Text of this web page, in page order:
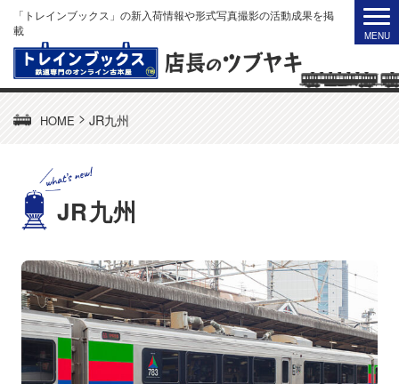
「トレインブックス」の新入荷情報や形式写真撮影の活動成果を掲
載
HOME > JR九州
JR九州